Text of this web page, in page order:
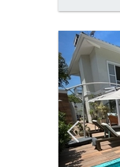
Previous